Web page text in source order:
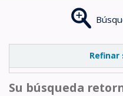
Refinar
Su búsqueda